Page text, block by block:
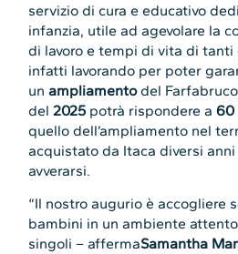
servizio di cura e educativo
infanzia, utile ad agevolare la
di lavoro e tempi di vita di
infatti lavorando per poter
unampliamentodel
del2025potrà rispondere a60
quello dell’ampliamento nel
acquistato da Itaca diversi
avverarsi.
“Il nostro augurio è accogliere
bambini in un ambiente
singoli – affermaSamantha